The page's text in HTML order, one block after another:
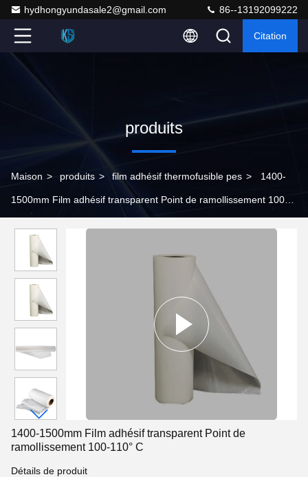
hydhongyundasale2@gmail.com 86--13192099222
Citation
produits
Maison > produits > film adhésif thermofusible pes > 1400-
1500mm Film adhésif transparent Point de ramollissement 100-
1400-1500mm Film adhésif transparent Point de
ramollissement 100-110° C
Détails de produit